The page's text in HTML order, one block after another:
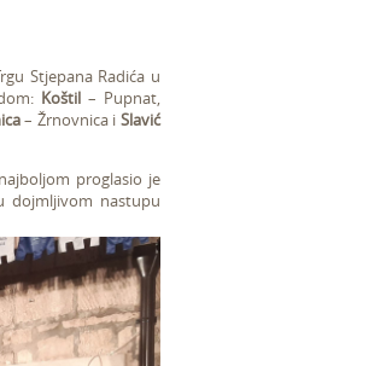
Stjepana Radića u
Koštil – Pupnat,
– Žrnovnica i Slavić
najboljom proglasio je
dojmljivom nastupu